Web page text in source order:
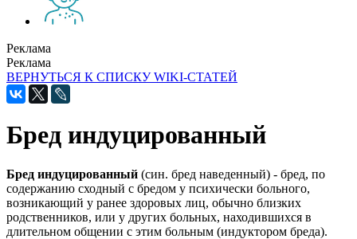
Реклама
Реклама
ВЕРНУТЬСЯ К СПИСКУ WIKI-СТАТЕЙ
Бред индуцированный
Бред индуцированный (син. бред наведенный) - бред, по
содержанию сходный с бредом у психически больного,
возникающий у ранее здоровых лиц, обычно близких
родственников, или у других больных, находившихся в
длительном общении с этим больным (индуктором бреда).